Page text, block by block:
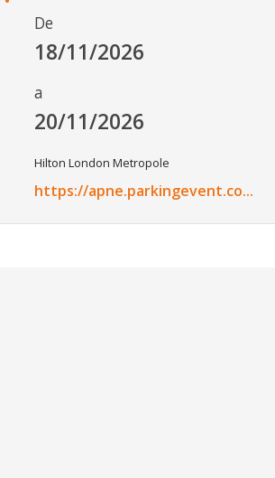
De
18/11/2026
a
20/11/2026
Hilton London Metropole
https://apne.parkingevent.co...